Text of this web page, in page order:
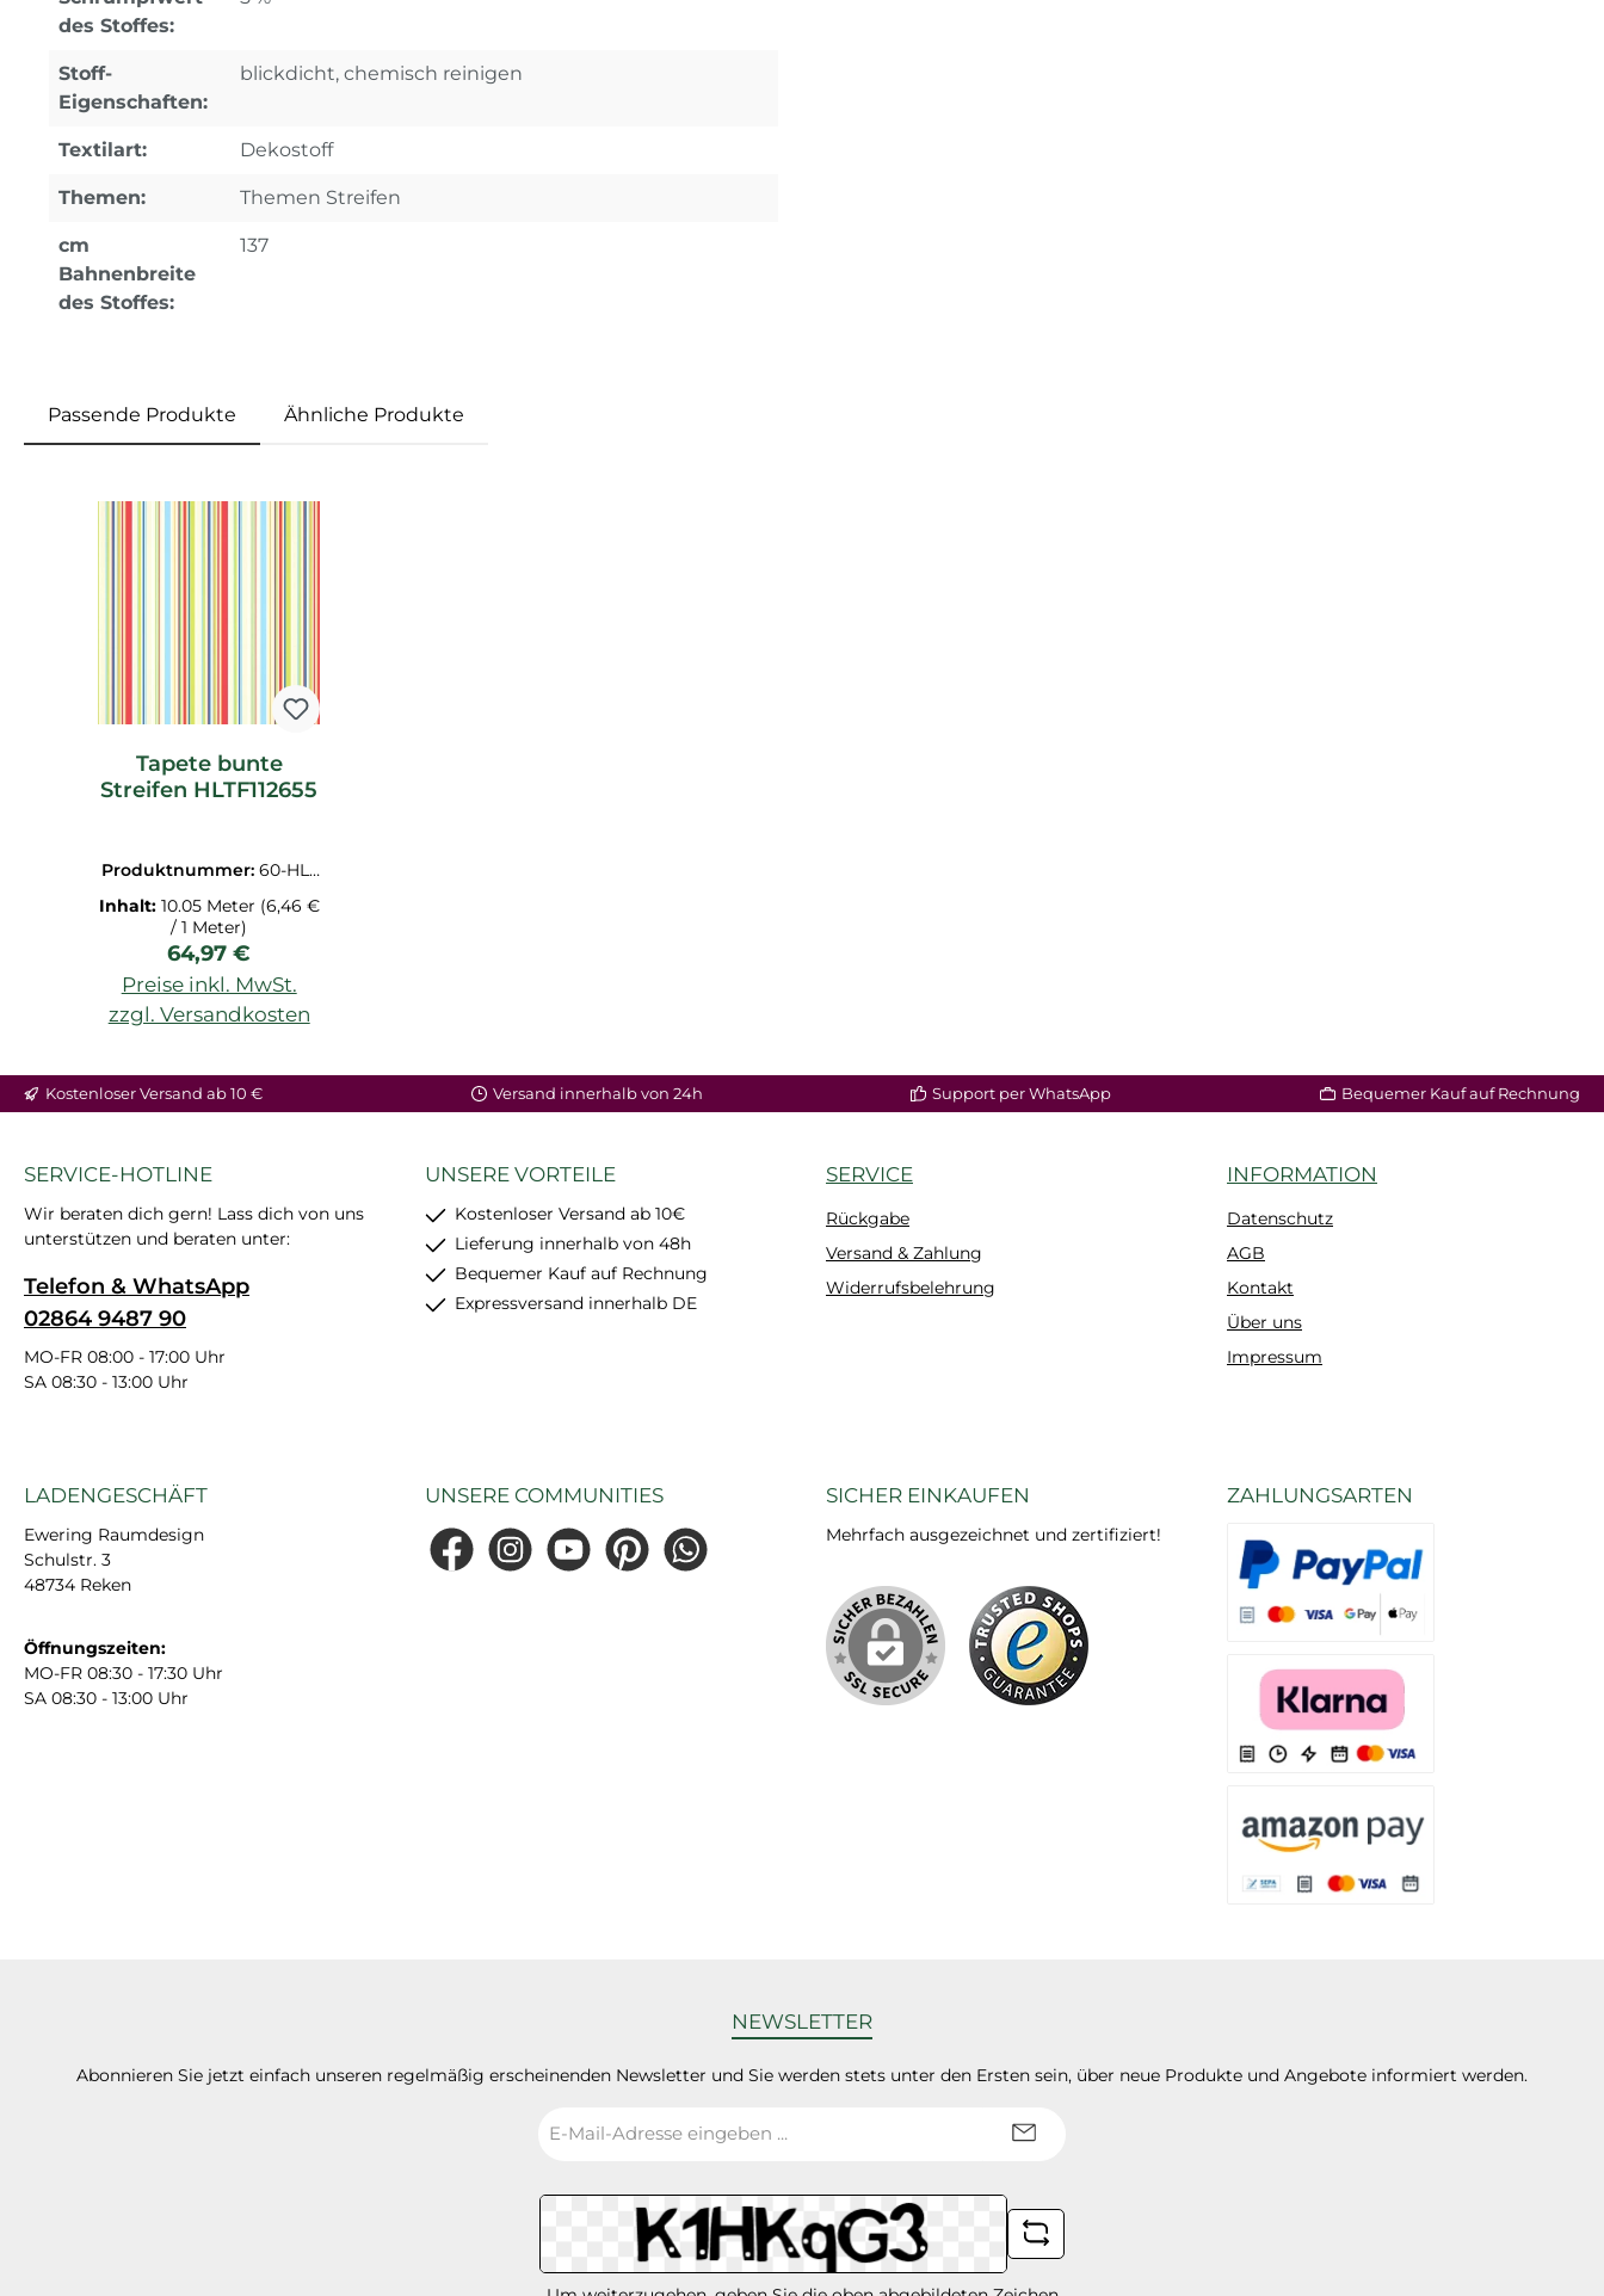
des Stoffes:
Stoff-
Eigenschaften:
blickdicht, chemisch reinigen
Textilart: Dekostoff
Themen: Themen Streifen
cm
Bahnenbreite
des Stoffes:
137
Passende Produkte Ähnliche Produkte
Tapete bunte
Streifen HLTF112655
Produktnummer: 60-HLT
Inhalt: 10.05 Meter (6,46 €
/ 1 Meter)
Regulärer Preis:
64,97 €
Preise inkl. MwSt.
zzgl. Versandkosten
Kostenloser Versand ab 10 € Versand innerhalb von 24h Support per WhatsApp Bequemer Kauf auf Rechnung
SERVICE-HOTLINE
Wir beraten dich gern! Lass dich von uns
unterstützen und beraten unter:
Telefon & WhatsApp
02864 9487 90
MO-FR 08:00 - 17:00 Uhr
SA 08:30 - 13:00 Uhr
UNSERE VORTEILE
Kostenloser Versand ab 10€
Lieferung innerhalb von 48h
Bequemer Kauf auf Rechnung
Expressversand innerhalb DE
SERVICE
Rückgabe
Versand & Zahlung
Widerrufsbelehrung
INFORMATION
Datenschutz
AGB
Kontakt
Über uns
Impressum
LADENGESCHÄFT
Ewering Raumdesign
Schulstr. 3
48734 Reken
Öffnungszeiten:
MO-FR 08:30 - 17:30 Uhr
SA 08:30 - 13:00 Uhr
UNSERE COMMUNITIES
FacebookInstagramYouTubePinterestWhatsApp
SICHER EINKAUFEN
Mehrfach ausgezeichnet und zertifiziert!
ZAHLUNGSARTEN
NEWSLETTER
Abonnieren Sie jetzt einfach unseren regelmäßig erscheinenden Newsletter und Sie werden stets unter den Ersten sein, über neue Produkte und Angebote informiert werden.
Mail-
*